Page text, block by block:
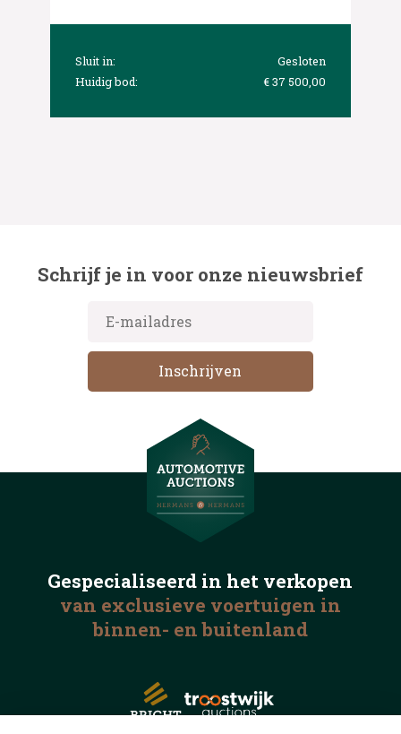
Sluit in:
Gesloten
Huidig bod:
€ 37 500,00
Schrijf je in voor onze nieuwsbrief
Gespecialiseerd in het verkopen
van exclusieve voertuigen in
binnen- en buitenland